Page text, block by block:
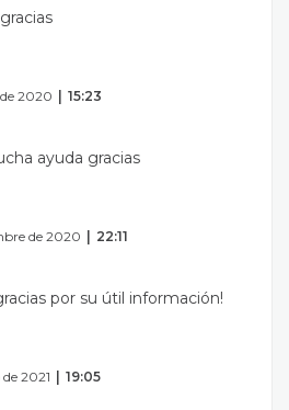
2020 15:23
ayuda gracias
de 2020 22:11
por su útil información!
de 2021 19:05